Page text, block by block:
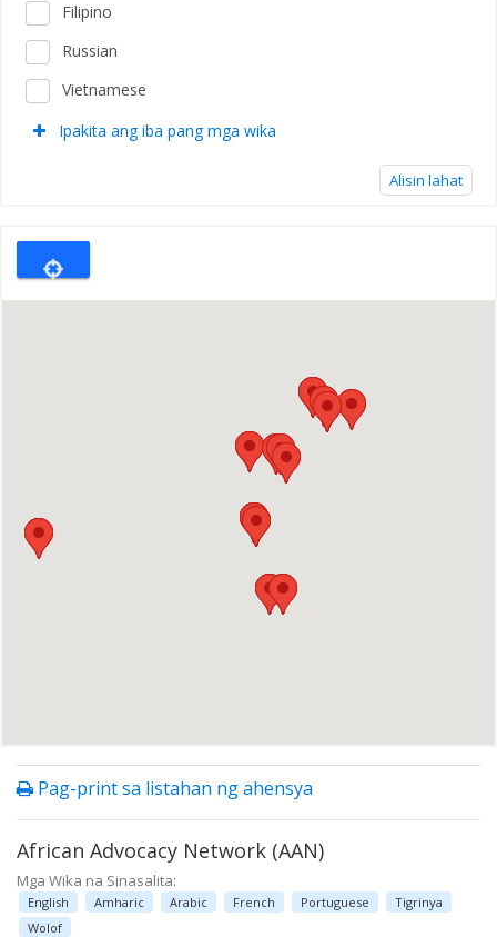
Pag-print sa listahan ng ahensya
African Advocacy Network (AAN)
Mga Wika na Sinasalita:
English Amharic Arabic French Portuguese
Tigrinya
Wolof
Filipino
Russian
Vietnamese
Ipakita ang iba pang mga wika
Alisin lahat